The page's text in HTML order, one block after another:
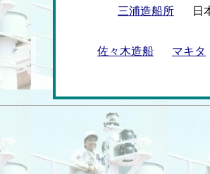
三浦造船所 日
佐々木造船 マキタ